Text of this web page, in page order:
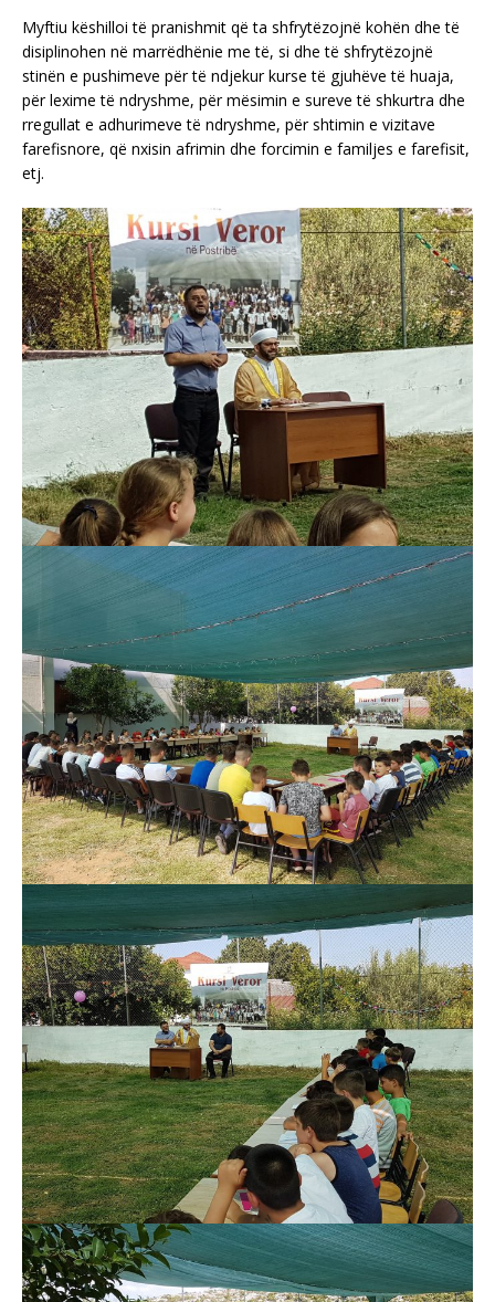
Myftiu këshilloi të pranishmit që ta shfrytëzojnë kohën dhe të
disiplinohen në marrëdhënie me të, si dhe të shfrytëzojnë
stinën e pushimeve për të ndjekur kurse të gjuhëve të huaja,
për lexime të ndryshme, për mësimin e sureve të shkurtra dhe
rregullat e adhurimeve të ndryshme, për shtimin e vizitave
farefisnore, që nxisin afrimin dhe forcimin e familjes e farefisit,
etj.